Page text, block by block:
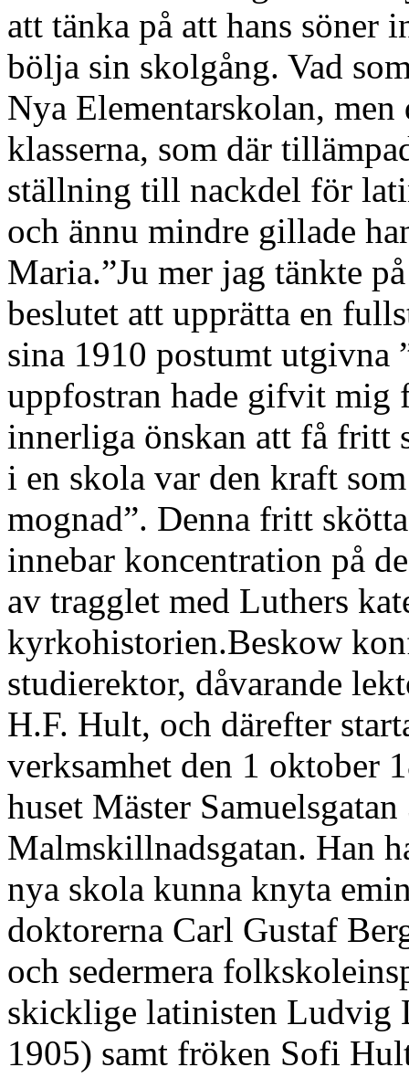
att tänka på att hans
bölja sin skolgång. Vad
Nya Elementarskolan,
klasserna, som där
ställning till nackdel för
och ännu mindre gillade
Maria.”Ju mer jag tänkte
beslutet att upprätta en
sina 1910 postumt utgivna
uppfostran hade gifvit mig
innerliga önskan att få fritt
i en skola var den kraft
mognad”. Denna fritt
innebar koncentration på
av tragglet med Luthers
kyrkohistorien.Beskow
studierektor, dåvarande
H.F. Hult, och därefter
verksamhet den 1 oktober
huset Mäster
Malmskillnadsgatan. Han
nya skola kunna knyta
doktorerna Carl Gustaf
och sedermera
skicklige latinisten Ludvig
1905) samt fröken Sofi